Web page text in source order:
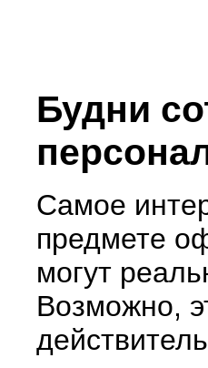
Будни
Самое
предмете
могут
Возможно,